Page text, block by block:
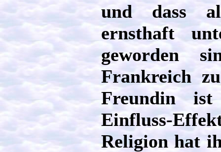
und dass
ernsthaft
geworden
Frankreich
Freundin
Einfluss-
Religion hat